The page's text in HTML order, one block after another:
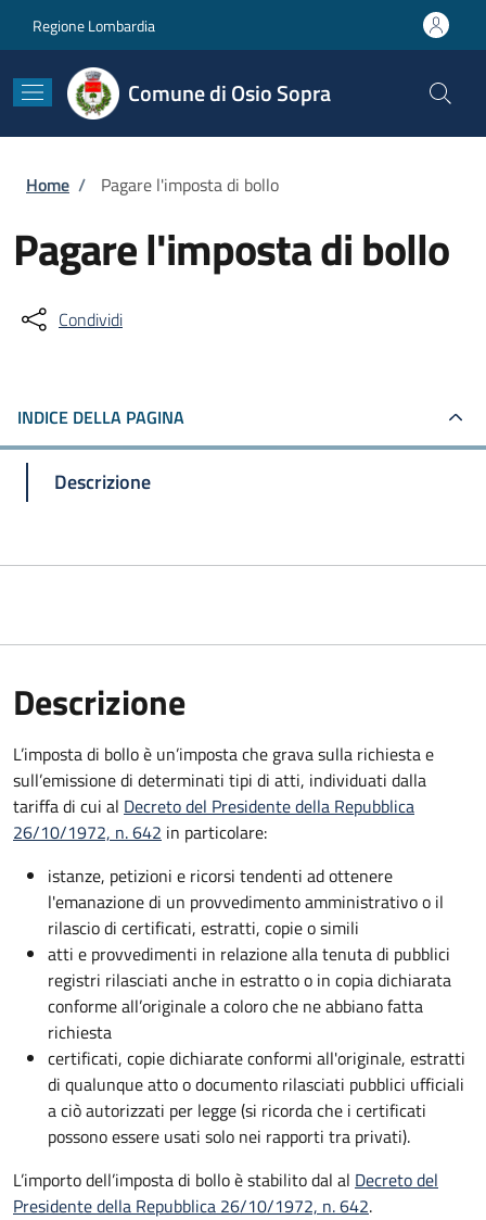
Regione Lombardia
Comune di Osio Sopra
Briciole di pane
Home / Pagare l'imposta di bollo
Pagare l'imposta di bollo
Condividi
INDICE DELLA PAGINA
Descrizione
Descrizione
L’imposta di bollo è un’imposta che grava sulla richiesta e
sull’emissione di determinati tipi di atti, individuati dalla
tariffa di cui al Decreto del Presidente della Repubblica
26/10/1972, n. 642 in particolare:
istanze, petizioni e ricorsi tendenti ad ottenere
l'emanazione di un provvedimento amministrativo o il
rilascio di certificati, estratti, copie o simili
atti e provvedimenti in relazione alla tenuta di pubblici
registri rilasciati anche in estratto o in copia dichiarata
conforme all’originale a coloro che ne abbiano fatta
richiesta
certificati, copie dichiarate conformi all'originale, estratti
di qualunque atto o documento rilasciati pubblici ufficiali
a ciò autorizzati per legge (si ricorda che i certificati
possono essere usati solo nei rapporti tra privati).
L’importo dell’imposta di bollo è stabilito dal al Decreto del
Presidente della Repubblica 26/10/1972, n. 642.